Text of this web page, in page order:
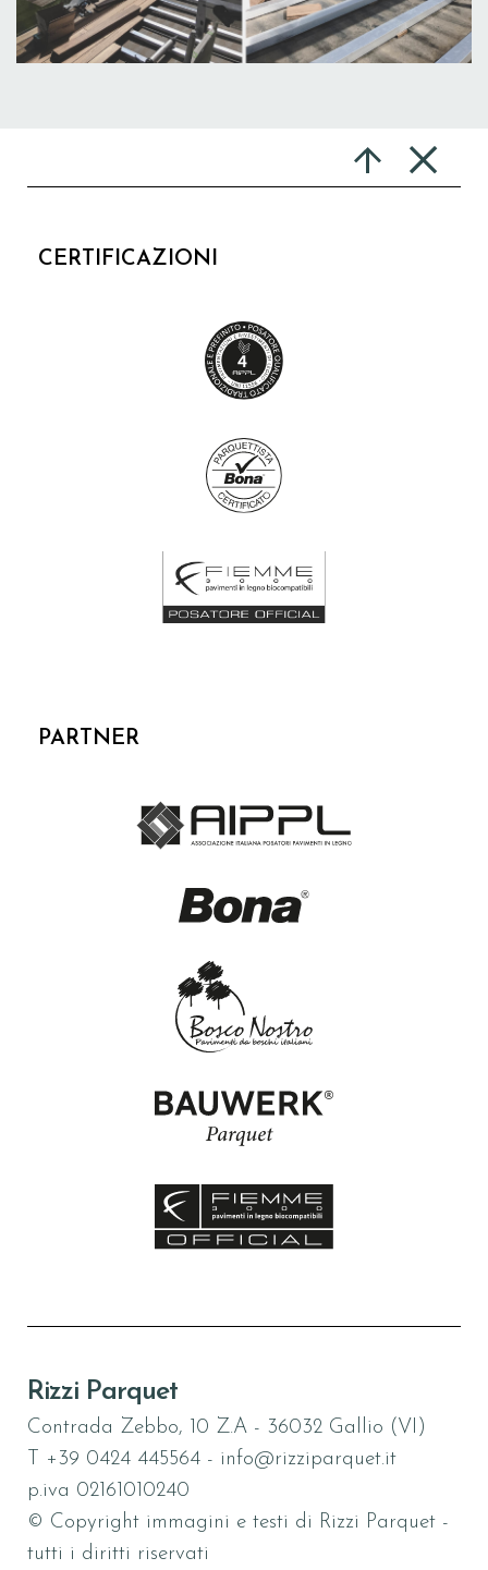
CERTIFICAZIONI
PARTNER
Rizzi Parquet
Contrada Zebbo, 10 Z.A - 36032 Gallio (VI)
T
+39 0424 445564 - info@rizziparquet.it
p.iva 02161010240
© Copyright immagini e testi di Rizzi Parquet -
tutti i diritti riservati